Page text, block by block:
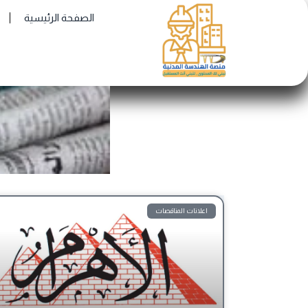
Skip
الصفحة الرئيسية
اعلانات المناقصات